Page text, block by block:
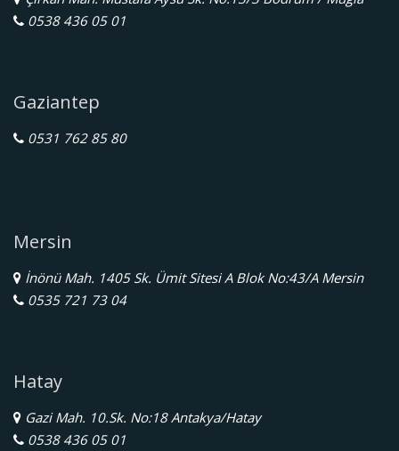
0538 436 05 01
Gaziantep
0531 762 85 80
Mersin
İnönü Mah. 1405 Sk. Ümit Sitesi A Blok No:43/A Mersin
0535 721 73 04
Hatay
Gazi Mah. 10.Sk. No:18 Antakya/Hatay
0538 436 05 01